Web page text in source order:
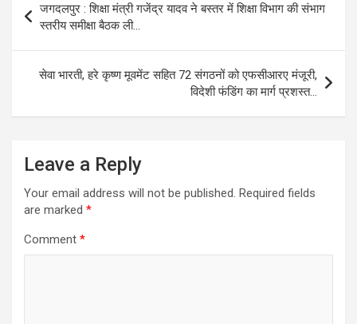
navigation
जगदलपुर : शिक्षा मंत्री गजेंद्र यादव ने बस्तर में शिक्षा विभाग की संभाग
स्तरीय समीक्षा बैठक ली…
सेवा भारती, हरे कृष्ण मूवमेंट सहित 72 संगठनों को एफसीआरए मंजूरी,
विदेशी फंडिंग का मार्ग प्रशस्त…
Leave a Reply
Your email address will not be published. Required fields
are marked *
Comment *